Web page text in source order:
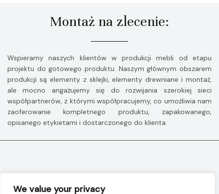
We value your privacy
Montaż na zlecenie:
Wspieramy naszych klientów w produkcji mebli od etapu
projektu do gotowego produktu. Naszym głównym obszarem
produkcji są elementy z sklejki, elementy drewniane i montaż,
ale mocno angażujemy się do rozwijania szerokiej sieci
współpartnerów, z którymi współpracujemy, co umożliwia nam
zaoferowanie kompletnego produktu, zapakowanego,
opisanego etykietami i dostarczonego do klienta.
Strona główna O nas